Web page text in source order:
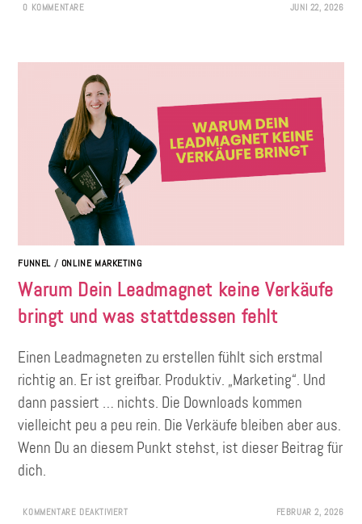
0 KOMMENTARE JUNI 22, 2026
FUNNEL / ONLINE MARKETING
Warum Dein Leadmagnet keine Verkäufe
bringt und was stattdessen fehlt
Einen Leadmagneten zu erstellen fühlt sich erstmal
richtig an. Er ist greifbar. Produktiv. „Marketing“. Und
dann passiert … nichts. Die Downloads kommen
vielleicht peu a peu rein. Die Verkäufe bleiben aber aus.
Wenn Du an diesem Punkt stehst, ist dieser Beitrag für
dich.
KOMMENTARE DEAKTIVIERT FEBRUAR 2, 2026